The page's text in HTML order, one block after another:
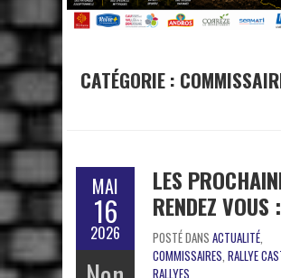
CATÉGORIE :
MAI
16
2026
LES
RENDEZ VOUS :
POSTÉ DANS ACTUALITÉ
COMMISSAIRES RALLYE
RALLYES